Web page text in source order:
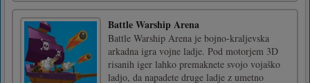
Battle Warship Arena
Battle Warship Arena je bojno-kraljevska
arkadna igra vojne ladje. Pod motorjem 3D
risanih iger lahko premaknete svojo vojaško
ladjo, da napadete druge ladje z umetno